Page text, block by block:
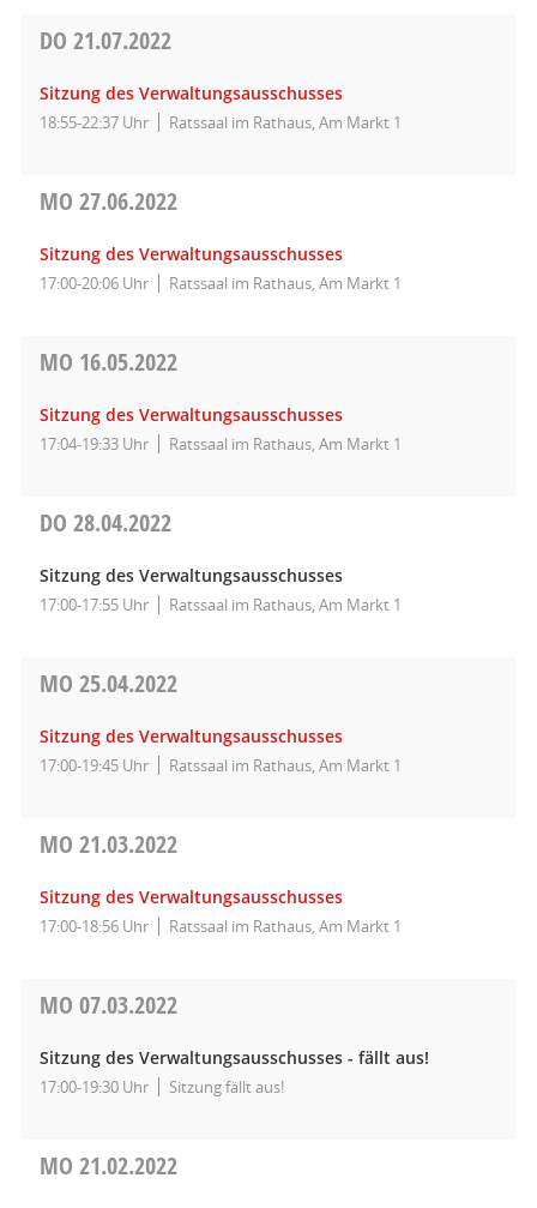
DO 21.07.2022
Sitzung des Verwaltungsausschusses
18:55-22:37 Uhr Ratssaal im Rathaus, Am Markt 1
MO 27.06.2022
Sitzung des Verwaltungsausschusses
17:00-20:06 Uhr Ratssaal im Rathaus, Am Markt 1
MO 16.05.2022
Sitzung des Verwaltungsausschusses
17:04-19:33 Uhr Ratssaal im Rathaus, Am Markt 1
DO 28.04.2022
Sitzung des Verwaltungsausschusses
17:00-17:55 Uhr Ratssaal im Rathaus, Am Markt 1
MO 25.04.2022
Sitzung des Verwaltungsausschusses
17:00-19:45 Uhr Ratssaal im Rathaus, Am Markt 1
MO 21.03.2022
Sitzung des Verwaltungsausschusses
17:00-18:56 Uhr Ratssaal im Rathaus, Am Markt 1
MO 07.03.2022
Sitzung des Verwaltungsausschusses - fällt aus!
17:00-19:30 Uhr Sitzung fällt aus!
MO 21.02.2022